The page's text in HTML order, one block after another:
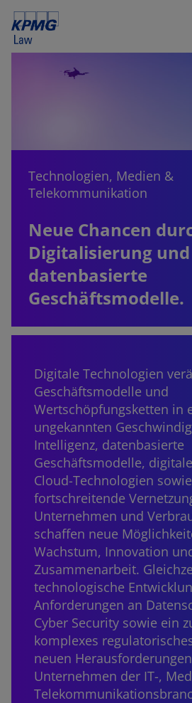
Technologien, Medien &
Telekommunikation
Neue Chancen
Digitalisierung und
datenbasierte
Geschäftsmodelle.
Digitale Technologien
Geschäftsmodelle und
Wertschöpfungsketten in
ungekannten
Intelligenz, datenbasierte
Geschäftsmodelle,
Cloud-Technologien
fortschreitende
Unternehmen und
schaffen neue
Wachstum, Innovation
Zusammenarbeit.
technologische
Anforderungen an
Cyber Security sowie ein
komplexes
neuen
Unternehmen der IT-,